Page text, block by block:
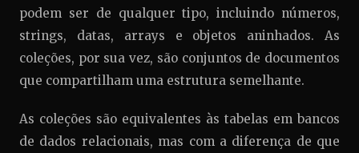
podem ser de qualquer tipo, incluindo números,
strings, datas, arrays e objetos aninhados. As
coleções, por sua vez, são conjuntos de documentos
que compartilham uma estrutura semelhante.
As coleções são equivalentes às tabelas em bancos
de dados relacionais, mas com a diferença de que